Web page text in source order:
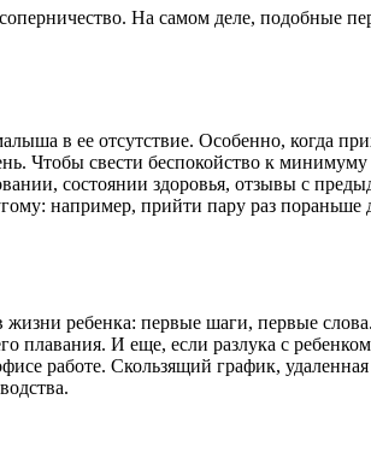
На самом деле, подобные
в ее отсутствие. Особенно, когда
Чтобы свести беспокойство к
состоянии здоровья, отзывы с
например, прийти пару раз
ребенка: первые шаги, первые
плавания. И еще, если разлука с
работе. Скользящий график,